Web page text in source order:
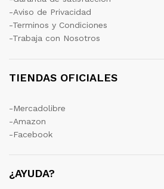
-Aviso de Privacidad
-Terminos y Condiciones
-Trabaja con Nosotros
TIENDAS OFICIALES
-Mercadolibre
-Amazon
-Facebook
¿AYUDA?